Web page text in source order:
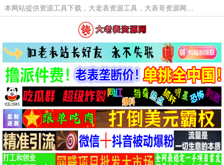
本网站提供资源工具下载，大老表资源工具，大表哥资源网软件工具，大老表资源下载，活动线报福利资源分享,活动线报，大型网游经典游戏，网络热门技术游戏辅助交流与分享。